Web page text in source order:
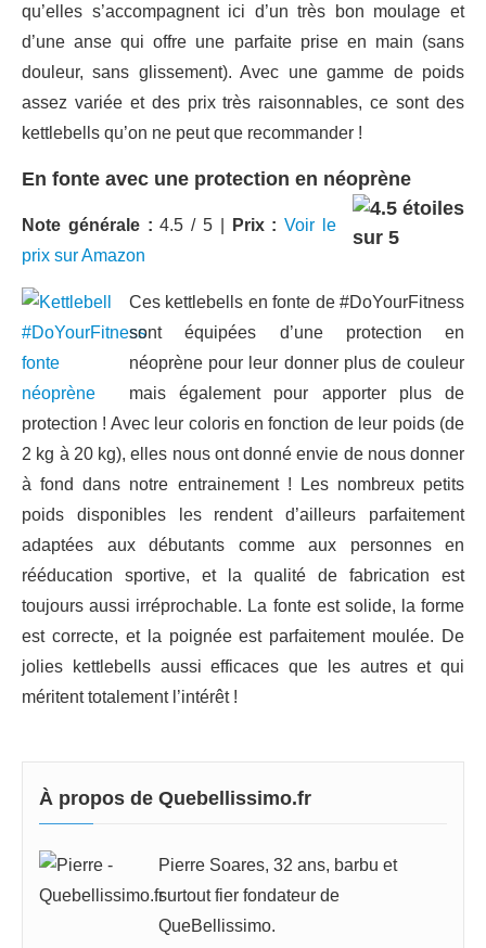
qu’elles s’accompagnent ici d’un très bon moulage et
d’une anse qui offre une parfaite prise en main (sans
douleur, sans glissement). Avec une gamme de poids
assez variée et des prix très raisonnables, ce sont des
kettlebells qu’on ne peut que recommander !
En fonte avec une protection en néoprène
Note générale : 4.5 / 5 | Prix : Voir le
prix sur Amazon
Ces kettlebells en fonte de #DoYourFitness
sont équipées d’une protection en
néoprène pour leur donner plus de couleur
mais également pour apporter plus de
protection ! Avec leur coloris en fonction de leur poids (de
2 kg à 20 kg), elles nous ont donné envie de nous donner
à fond dans notre entrainement ! Les nombreux petits
poids disponibles les rendent d’ailleurs parfaitement
adaptées aux débutants comme aux personnes en
rééducation sportive, et la qualité de fabrication est
toujours aussi irréprochable. La fonte est solide, la forme
est correcte, et la poignée est parfaitement moulée. De
jolies kettlebells aussi efficaces que les autres et qui
méritent totalement l’intérêt !
À propos de Quebellissimo.fr
Pierre Soares, 32 ans, barbu et
surtout fier fondateur de
QueBellissimo.